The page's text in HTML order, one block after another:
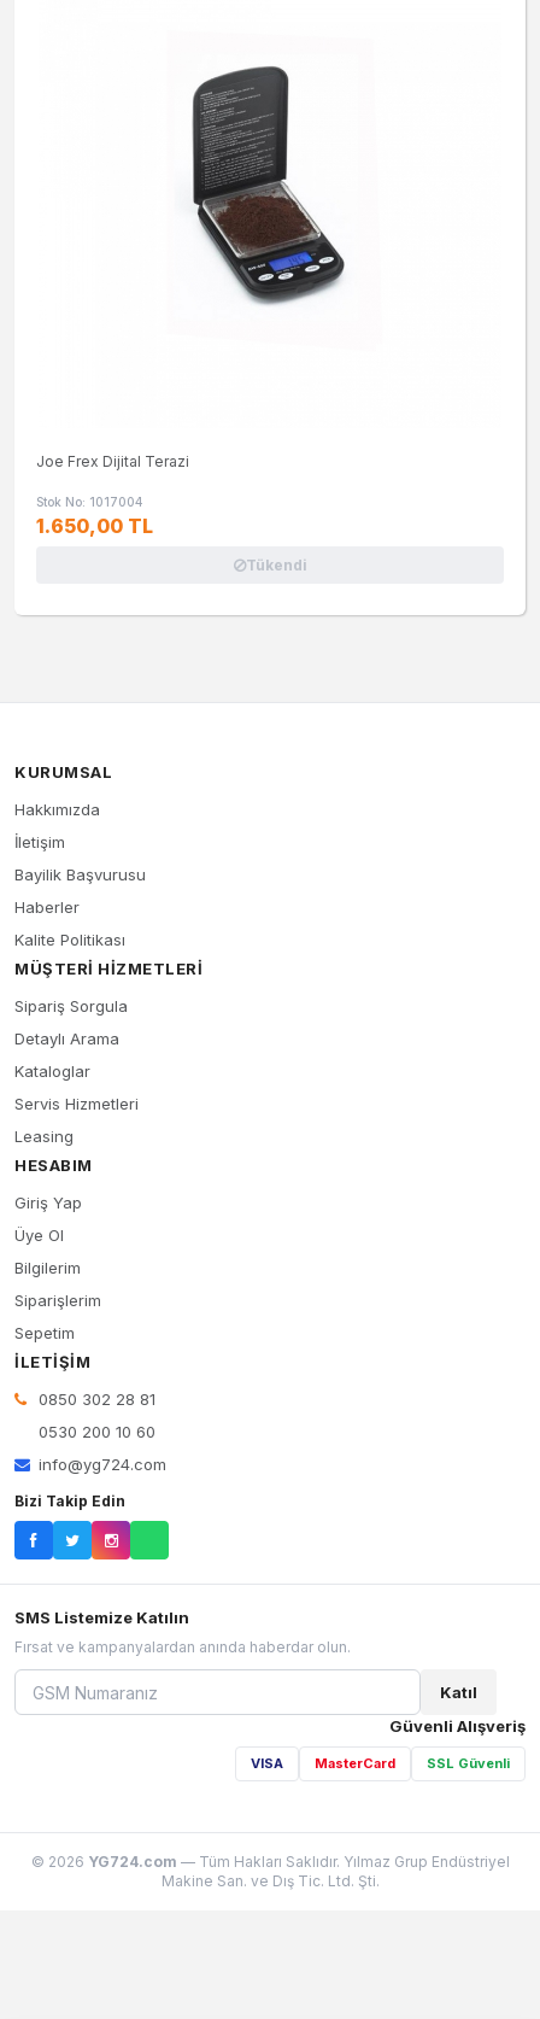
Joe Frex Dijital Terazi
Stok No: 1017004
1.650,00 TL
Tükendi
KURUMSAL
Hakkımızda
İletişim
Bayilik Başvurusu
Haberler
Kalite Politikası
MÜŞTERI HIZMETLERI
Sipariş Sorgula
Detaylı Arama
Kataloglar
Servis Hizmetleri
Leasing
HESABIM
Giriş Yap
Üye Ol
Bilgilerim
Siparişlerim
Sepetim
İLETIŞIM
0850 302 28 81
0530 200 10 60
info@yg724.com
Bizi Takip Edin
SMS Listemize Katılın
Fırsat ve kampanyalardan anında haberdar olun.
Katıl
Güvenli Alışveriş
VISA MasterCard SSL Güvenli
© 2026 YG724.com — Tüm Hakları Saklıdır. Yılmaz Grup Endüstriyel
Makine San. ve Dış Tic. Ltd. Şti.